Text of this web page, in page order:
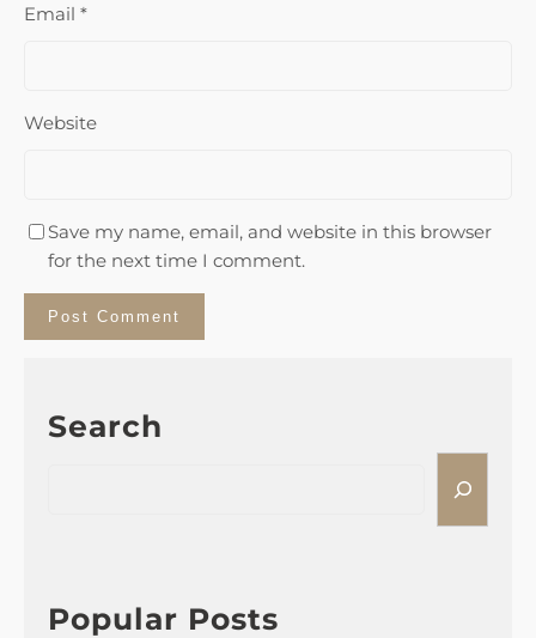
Email *
Website
Save my name, email, and website in this browser
for the next time I comment.
Search
h
Popular Posts